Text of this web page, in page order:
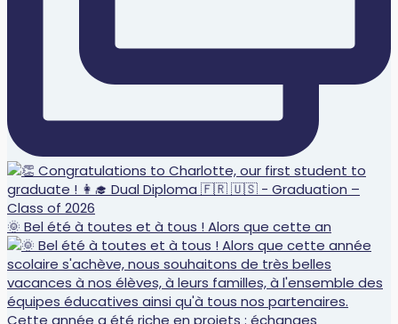
🌞 Bel été à toutes et à tous ! Alors que cette an